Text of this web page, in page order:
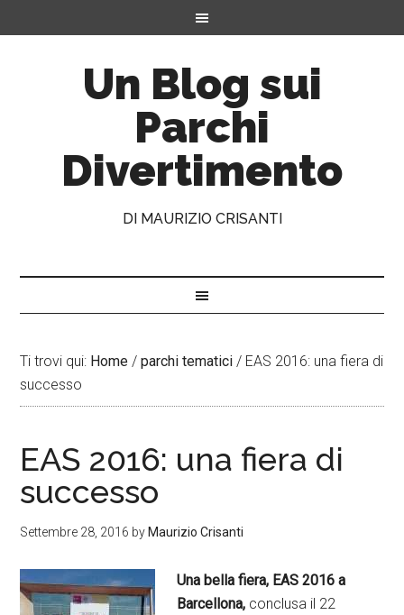
Un Blog sui
Parchi
Divertimento
DI MAURIZIO CRISANTI
Ti trovi qui: Home / parchi tematici / EAS 2016: una fiera di
successo
EAS 2016: una fiera di
successo
Settembre 28, 2016 by Maurizio Crisanti
Una bella fiera, EAS 2016 a
Barcellona, conclusa il 22